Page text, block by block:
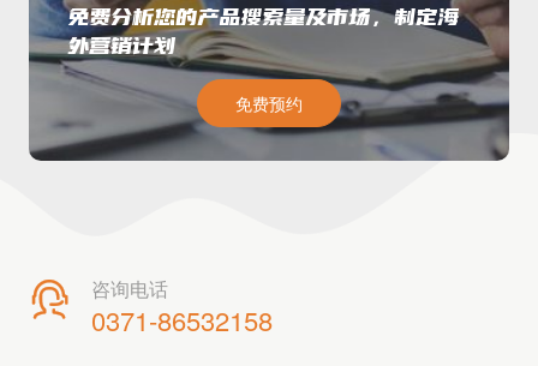
免费分析您的产品搜索量及市场，制定海
外营销计划
免费预约
 咨询电话
0371-86532158